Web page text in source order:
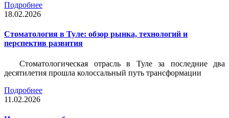
Подробнее
18.02.2026
Стоматология в Туле: обзор рынка, технологий и
перспектив развития
Стоматологическая отрасль в Туле за последние два
десятилетия прошла колоссальный путь трансформации
Подробнее
11.02.2026